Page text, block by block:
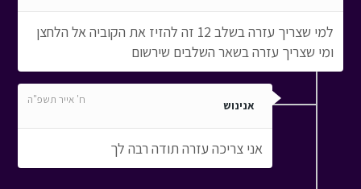
למי שצריך עזרה בשלב 12 זה להזיז את הקוביה אל הלחצן
ומי שצריך עזרה בשאר השלבים שירשום
אנינוש ח' אייר תשפ"ה
אני צריכה עזרה תודה רבה לך